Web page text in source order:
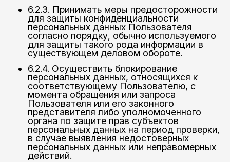
6.2.3. Принимать меры предосторожности
для защиты конфиденциальности
персональных данных Пользователя
согласно порядку, обычно используемого
для защиты такого рода информации в
существующем деловом обороте.
6.2.4. Осуществить блокирование
персональных данных, относящихся к
соответствующему Пользователю, с
момента обращения или запроса
Пользователя или его законного
представителя либо уполномоченного
органа по защите прав субъектов
персональных данных на период проверки,
в случае выявления недостоверных
персональных данных или неправомерных
действий.